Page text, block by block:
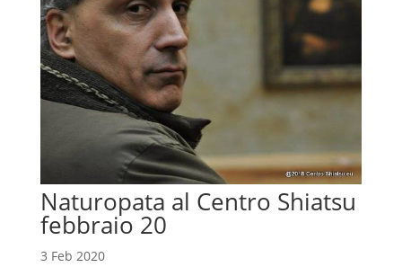
Naturopata al Centro Shiatsu
febbraio 20
3 Feb 2020